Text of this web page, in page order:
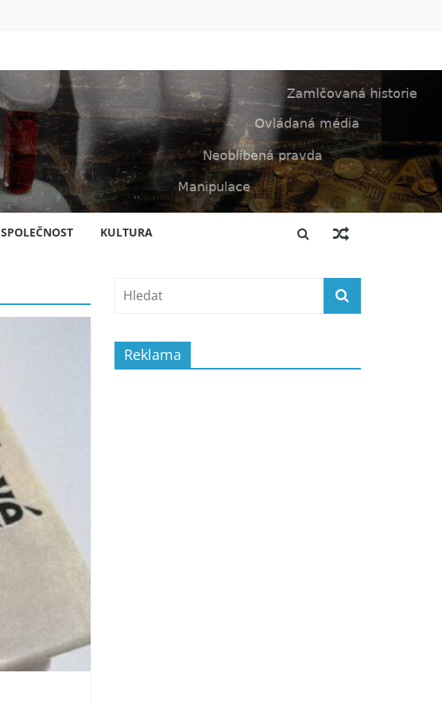
SPOLEČNOST KULTURA
Reklama